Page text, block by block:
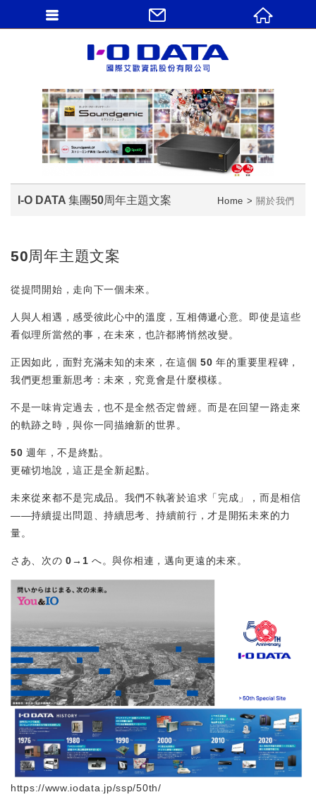
I-O DATA 集團50周年主題文案 Home 關於我們
50周年主題文案
從提問開始，走向下一個未來。
人與人相遇，感受彼此心中的溫度，互相傳遞心意。即使是這些
看似理所當然的事，在未來，也許都將悄然改變。
正因如此，面對充滿未知的未來，在這個50 年的重要里程碑 ，
我們更想重新思考：未來，究竟會是什麼模樣。
不是一味肯定過去，也不是全然否定曾經。而是在回望一路走來
的軌跡之時，與你一同描繪新的世界。
50 週年，不是終點。
更確切地說，這正是全新起點。
未來從來都不是完成品。我們不執著於追求「完成」，而是相信
——持續提出問題、持續思考、持續前行，才是開拓未來的力
量。
さあ、次の 0→1 へ。與你相連，邁向更遠的未來。
https://www.iodata.jp/ssp/50th/